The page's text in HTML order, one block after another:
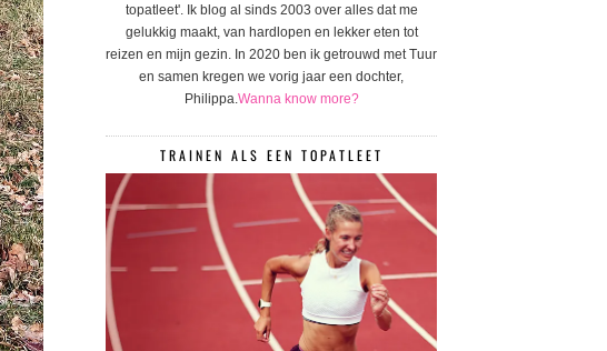
topatleet'. Ik blog al sinds 2003 over alles dat me
gelukkig maakt, van hardlopen en lekker eten tot
reizen en mijn gezin. In 2020 ben ik getrouwd met Tuur
en samen kregen we vorig jaar een dochter,
Philippa.Wanna know more?
TRAINEN ALS EEN TOPATLEET